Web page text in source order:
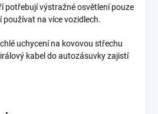
potřebují výstražné osvětlení pouze
používat na více vozidlech.
uchycení na kovovou střechu
kabel do autozásuvky zajistí